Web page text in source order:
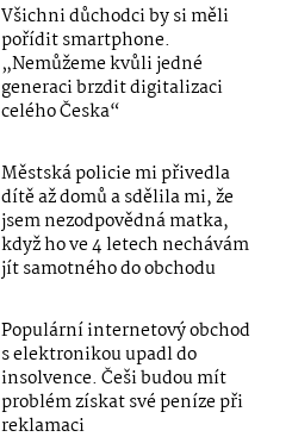
Všichni důchodci by si měli
pořídit smartphone.
„Nemůžeme kvůli jedné
generaci brzdit digitalizaci
celého Česka“
Městská policie mi přivedla
dítě až domů a sdělila mi, že
jsem nezodpovědná matka,
když ho ve 4 letech nechávám
jít samotného do obchodu
Populární internetový obchod
s elektronikou upadl do
insolvence. Češi budou mít
problém získat své peníze při
reklamaci